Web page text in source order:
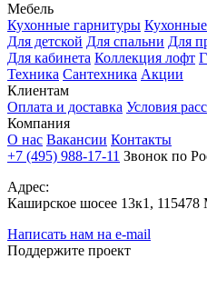
Мебель
Кухонные гарнитуры Кухонные
Для детской Для спальни Для
Для кабинета Коллекция лофт
Техника Сантехника Акции
Клиентам
Оплата и доставка Условия
Компания
О нас Вакансии Контакты
+7 (495) 988-17-11 Звонок по
Адрес:
Каширское шосее 13к1, 115478
Написать нам на e-mail
Поддержите проект